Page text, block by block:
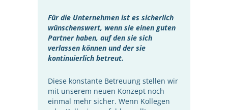
Für die Unternehmen ist es sicherlich
wünschenswert, wenn sie einen guten
Partner haben, auf den sie sich
verlassen können und der sie
kontinuierlich betreut.
Diese konstante Betreuung stellen wir
mit unserem neuen Konzept noch
einmal mehr sicher. Wenn Kollegen